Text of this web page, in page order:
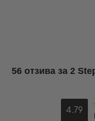
56 отзива за 2
4.79